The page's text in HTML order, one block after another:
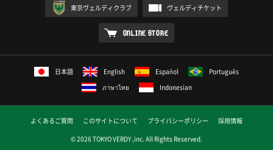
東京ヴェルディクラブ ヴェルディチケット
ONLINE STORE
日本語 English Español
Português
ภาษาไทย
Indonesian
よくあるご質問 このサイトについて プライバシーポリシー
採用情報
© 2026 TOKYO VERDY ,inc. All Rights Reserved.